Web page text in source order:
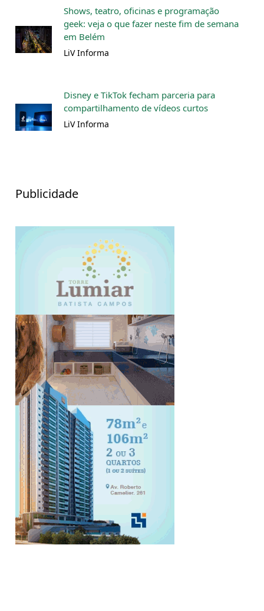
Shows, teatro, oficinas e programação
geek: veja o que fazer neste fim de semana
em Belém
LiV Informa
Disney e TikTok fecham parceria para
compartilhamento de vídeos curtos
LiV Informa
Publicidade